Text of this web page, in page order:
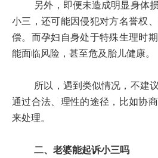
另外，即便未造成明显身体损
小三，还可能因侵犯对方名誉权
偿。而孕妇自身处于特殊生理时
能面临风险，甚至危及胎儿健康。
所以，遇到类似情况，不建议
通过合法、理性的途径，比如协
来处理。
二、老婆能起诉小三吗